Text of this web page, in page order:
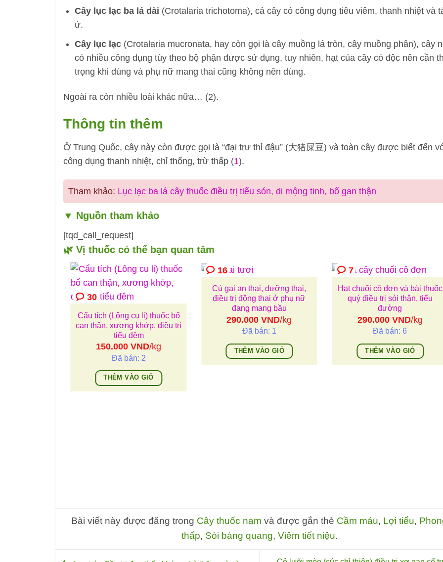
Cây lục lạc ba lá dài (Crotalaria trichotoma), cả cây có công dụng tiêu viêm, thanh nhiệt và
ứ.
Cây lục lạc(Crotalaria mucronata, hay còn gọi là cây muồng lá tròn, cây muồng phân), cây
có nhiều công dụng tùy theo bộ phận được sử dụng, tuy nhiên, hạt của cây có độc nên cần
trọng khi dùng và phụ nữ mang thai cũng không nên dùng.
Ngoài ra còn nhiều loài khác nữa… (2).
Thông tin thêm
Ở Trung Quốc, cây này còn được gọi là “đại trư thỉ đậu” (大猪屎豆) và toàn cây được biết đến
công dụng thanh nhiệt, chỉ thống, trừ thấp (1).
Tham khảo: Lục lạc ba lá cây thuốc điều trị tiểu són, di mộng tinh, bổ gan thận
▼ Nguồn tham khảo
[tqd_call_request]
🌿 Vị thuốc có thể bạn quan tâm
30
Cẩu tích (Lông cu li) thuốc bổ
can thận, xương khớp, điều trị
tiểu đêm
150.000VND/kg
Đã bán: 2
THÊM VÀO GIỎ
16
Củ gai an thai, dưỡng thai,
điều trị động thai ở phụ nữ
đang mang bầu
290.000VND/kg
Đã bán: 1
THÊM VÀO GIỎ
7
Hạt chuối cô đơn và bài thuốc
quý điều trị sỏi thận, tiểu
đường
290.000 VND/kg
Đã bán: 6
THÊM VÀO GIỎ
Bài viết này được đăng trong Cây thuốc nam và được gắn thẻ Cầm máu, Lợi tiểu,
thấp, Sỏi bàng quang, Viêm tiết niệu.